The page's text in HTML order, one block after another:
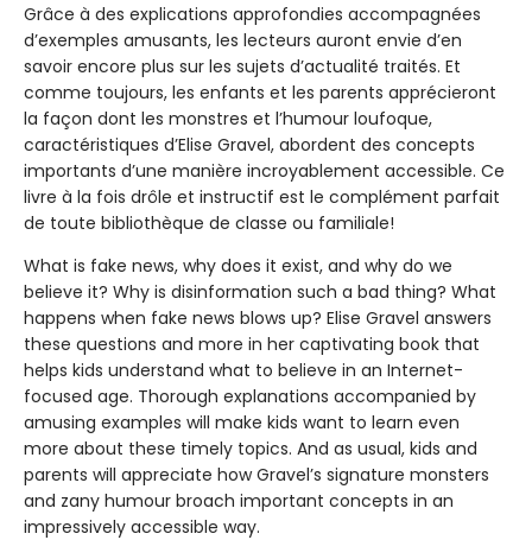
Grâce à des explications approfondies accompagnées
d’exemples amusants, les lecteurs auront envie d’en
savoir encore plus sur les sujets d’actualité traités. Et
comme toujours, les enfants et les parents apprécieront
la façon dont les monstres et l’humour loufoque,
caractéristiques d’Elise Gravel, abordent des concepts
importants d’une manière incroyablement accessible. Ce
livre à la fois drôle et instructif est le complément parfait
de toute bibliothèque de classe ou familiale!
What is fake news, why does it exist, and why do we
believe it? Why is disinformation such a bad thing? What
happens when fake news blows up? Elise Gravel answers
these questions and more in her captivating book that
helps kids understand what to believe in an Internet-
focused age. Thorough explanations accompanied by
amusing examples will make kids want to learn even
more about these timely topics. And as usual, kids and
parents will appreciate how Gravel’s signature monsters
and zany humour broach important concepts in an
impressively accessible way.